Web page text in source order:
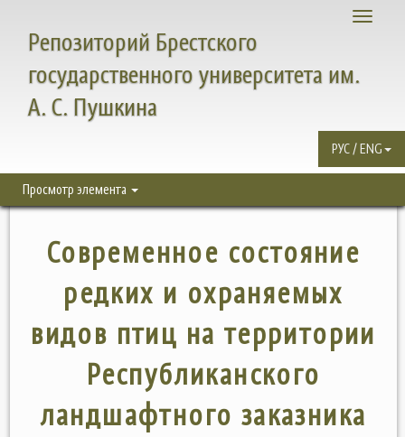
Toggle
Репозиторий Брестского
государственного университета им.
А. С. Пушкина
РУС / ENG
Просмотр элемента
Современное состояние
редких и охраняемых
видов птиц на территории
Республиканского
ландшафтного заказника